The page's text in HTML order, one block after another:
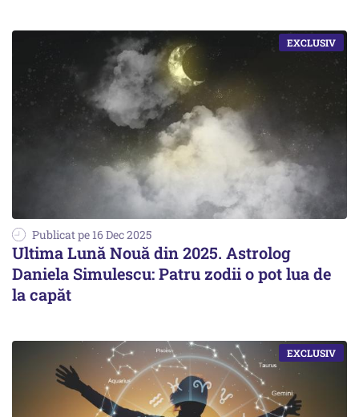
Publicat pe 16 Dec 2025
Ultima Lună Nouă din 2025. Astrolog
Daniela Simulescu: Patru zodii o pot lua de
la capăt